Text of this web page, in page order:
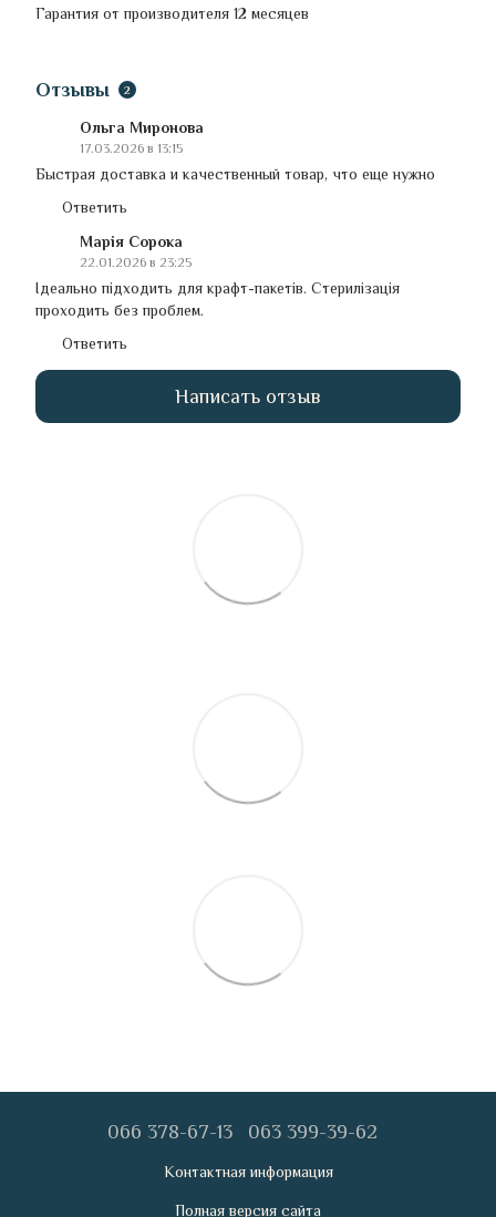
Гарантия от производителя 12 месяцев
Отзывы 2
Ольга Миронова
17.03.2026 в 13:15
Быстрая доставка и качественный товар, что еще нужно
Ответить
Марія Сорока
22.01.2026 в 23:25
Ідеально підходить для крафт-пакетів. Стерилізація
проходить без проблем.
Ответить
Написать отзыв
066 378-67-13 063 399-39-62
Контактная информация
Полная версия сайта